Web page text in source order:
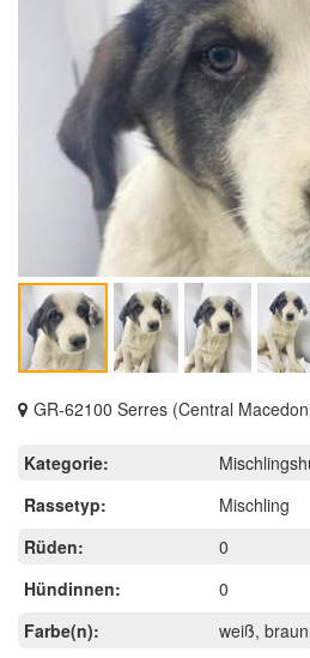
GR-62100 Serres (Central
Kategorie:
Rassetyp:
Mischling
Rüden:
0
Hündinnen:
0
Farbe(n):
weiß,